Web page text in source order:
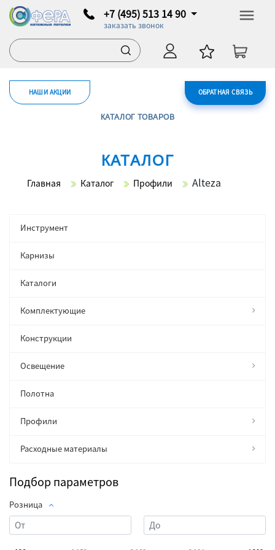
+7 (495) 513 14 90
заказать звонок
ОБРАТНАЯ СВЯЗЬ
НАШИ АКЦИИ
КАТАЛОГ ТОВАРОВ
КАТАЛОГ
Главная Каталог Профили Alteza
Инструмент
Карнизы
Каталоги
Комплектующие
Конструкции
Освещение
Полотна
Профили
Расходные материалы
Подбор параметров
Розница